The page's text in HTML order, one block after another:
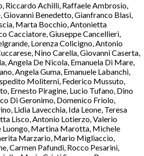
Riccardo Achilli, Raffaele Ambrosio,
Giovanni Benedetto, Gianfranco Blasi,
Marta Bocchio, Antonietta
Cacciatore, Giuseppe Cancellieri,
Lorenza Colicigno, Antonio
Nino Carella, Giovanni Caserta,
Angela De Nicola, Emanuela Di Mare,
Angela Guma, Emanuele Labanchi,
Moliterni, Federico Mussuto,
Ernesto Piragine, Lucio Tufano, Dino
Di Geronimo, Domenico Friolo,
Lidia Lavecchia, Ida Leone, Teresa
Lisco, Antonio Lotierzo, Valerio
Luongo, Martina Marotta, Michele
Marzario, Mario Migliaccio,
Carmen Pafundi, Rocco Pesarini,